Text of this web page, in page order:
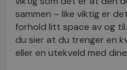
sammen – like viktig er
forhold litt space av og
du sier at du trenger en
eller en utekveld med